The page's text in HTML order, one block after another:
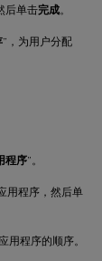
后单击完成。
”，为用户分配
程序”。
用程序，然后单
用程序的顺序。